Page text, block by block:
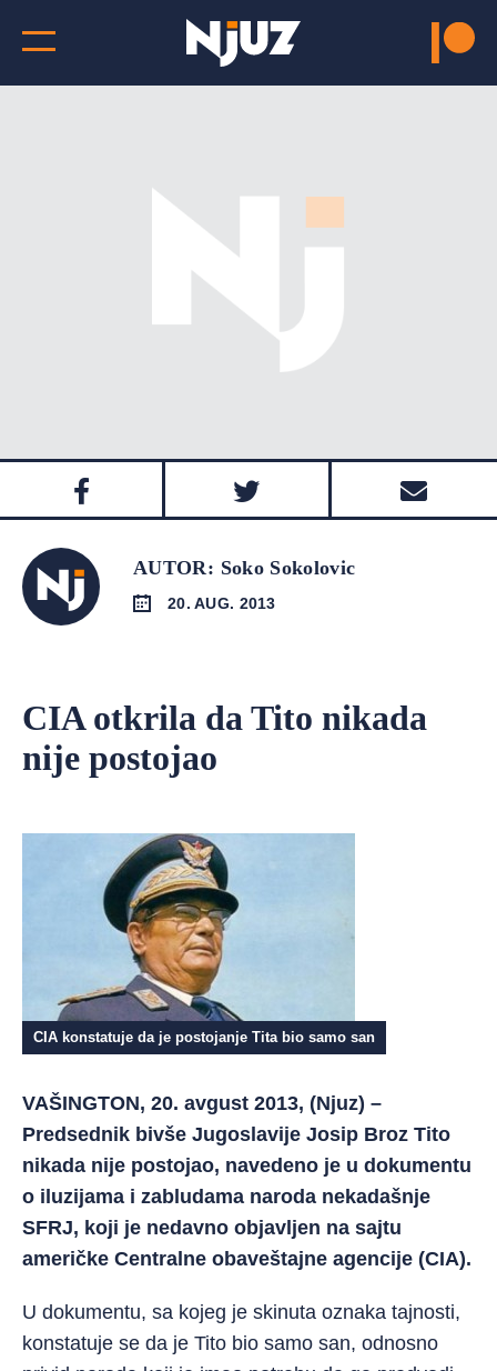
AUTOR: Soko Sokolovic
20. AUG. 2013
CIA otkrila da Tito nikada
nije postojao
CIA konstatuje da je postojanje Tita bio samo san
VAŠINGTON, 20. avgust 2013, (Njuz) –
Predsednik bivše Jugoslavije Josip Broz Tito
nikada nije postojao, navedeno je u dokumentu
o iluzijama i zabludama naroda nekadašnje
SFRJ, koji je nedavno objavljen na sajtu
američke Centralne obaveštajne agencije (CIA).
U dokumentu, sa kojeg je skinuta oznaka tajnosti,
konstatuje se da je Tito bio samo san, odnosno